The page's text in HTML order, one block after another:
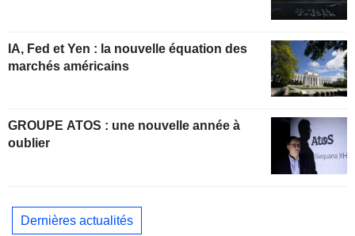
IA, Fed et Yen : la nouvelle équation des
marchés américains
GROUPE ATOS : une nouvelle année à
oublier
Dernières actualités